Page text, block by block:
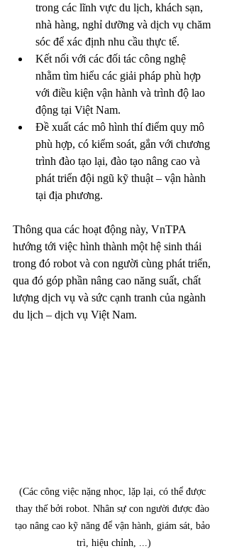
trong các lĩnh vực du lịch, khách sạn,
nhà hàng, nghỉ dưỡng và dịch vụ chăm
sóc để xác định nhu cầu thực tế.
Kết nối với các đối tác công nghệ
nhằm tìm hiểu các giải pháp phù hợp
với điều kiện vận hành và trình độ lao
động tại Việt Nam.
Đề xuất các mô hình thí điểm quy mô
phù hợp, có kiểm soát, gắn với chương
trình đào tạo lại, đào tạo nâng cao và
phát triển đội ngũ kỹ thuật – vận hành
tại địa phương.
Thông qua các hoạt động này, VnTPA
hướng tới việc hình thành một hệ sinh thái
trong đó robot và con người cùng phát triển,
qua đó góp phần nâng cao năng suất, chất
lượng dịch vụ và sức cạnh tranh của ngành
du lịch – dịch vụ Việt Nam.
(Các công việc nặng nhọc, lặp lại, có thể được
thay thế bởi robot. Nhân sự con người được đào
tạo nâng cao kỹ năng để vận hành, giám sát, bảo
trì, hiệu chỉnh, ...)